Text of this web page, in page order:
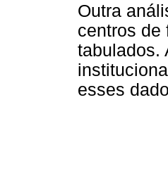
Outra
centros de
tabulados.
esses